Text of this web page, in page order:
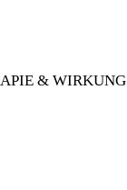
& WIRKUNG